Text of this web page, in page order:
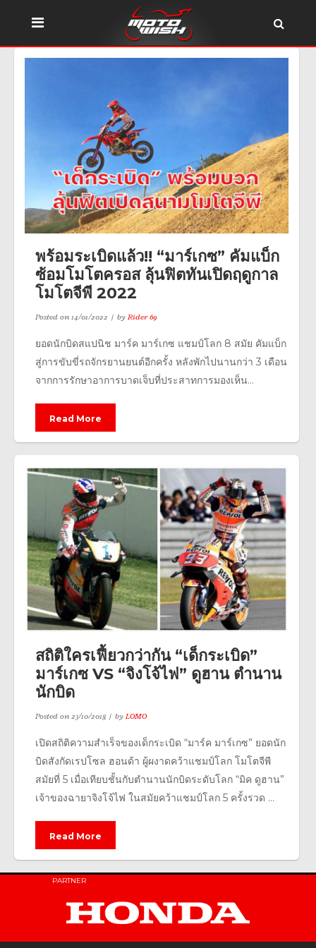
พร้อมระเบิดแล้ว!! “มาร์เกซ” คัมแบ็ก
ซ้อมโมโตครอส ลุ้นฟิตทันเปิดฤดูกาล
โมโตจีพี 2022
Posted on14/01/2022 byRider 69
ยอดนักบิดสแปนิช มาร์ค มาร์เกซ แชมป์โลก 8 สมัย คัมแบ็ก
สู่การขับขี่รถจักรยานยนต์อีกครั้ง หลังพักไปนานกว่า 3 เดือน
จากการรักษาอาการบาดเจ็บที่ประสาทการมองเห็น...
Read More
สถิติใครเฟี้ยวกว่ากัน “เด็กระเบิด”
มาร์เกซ VS “จิงโจ้ไฟ” ดูฮาน ตำนาน
นักบิด
Posted on23/10/2018 byLOMO
เปิดสถิติความสำเร็จของเด็กระเบิด “มาร์ค มาร์เกซ” ยอดนัก
บิดสังกัดเรปโซล ฮอนด้า ผู้ผงาดคว้าแชมป์โลก โมโตจีพี
สมัยที่ 5 เมื่อเทียบชั้นกับตำนานนักบิดระดับโลก “มิค ดูฮาน”
เจ้าของฉายาจิงโจ้ไฟ ในสมัยคว้าแชมป์โลก 5 ครั้งรวด ...
Read More
PARTNER